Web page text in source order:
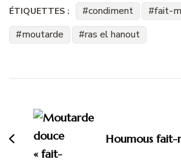
ÉTIQUETTES : condiment
fait-
moutarde
ras el hanout
d'article
Houmous fait-